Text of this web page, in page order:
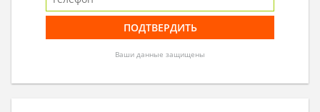
Ваши данные защищены